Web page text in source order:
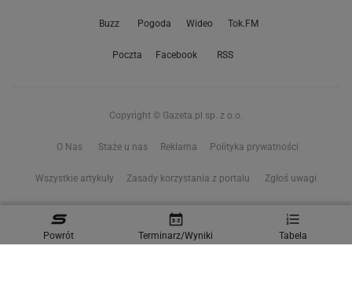
Powrót Terminarz/Wyniki Tabela
Buzz Pogoda Wideo Tok.FM
Poczta Facebook RSS
Copyright © Gazeta.pl sp. z o.o.
O Nas Staże u nas Reklama Polityka prywatności
Wszystkie artykuły Zasady korzystania z portalu Zgłoś uwagi